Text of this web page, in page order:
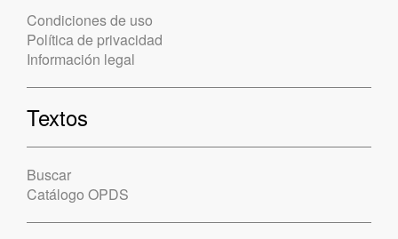
Condiciones de uso
Política de privacidad
Información legal
Textos
Buscar
Catálogo OPDS